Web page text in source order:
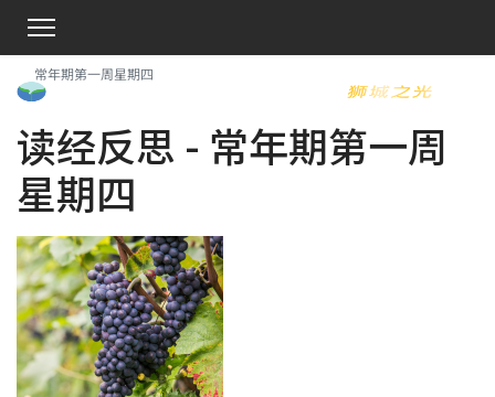
常年期第一周星期四
读经反思 - 常年期第一周
星期四